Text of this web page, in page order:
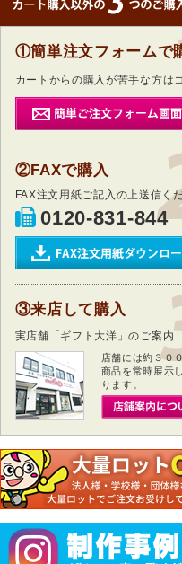
①簡単注文フォームで
カートからの購入が苦手な方は
②FAXで購入
FAX注文用紙ご記入の上送信く
0120-831-844
③来店して購入
実店舗「ギフト大洋」のご案内
店舗には約３０
商品を常時展示
ります。